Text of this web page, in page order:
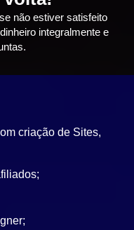
não estiver satisfeito
integralmente e
criação de Sites,